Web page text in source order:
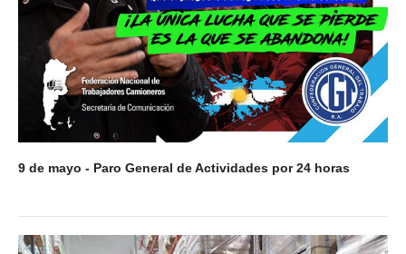
9 de mayo - Paro General de Actividades por 24 horas